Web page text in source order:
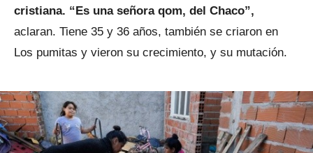
cristiana. “Es una señora qom, del Chaco”,
aclaran. Tiene 35 y 36 años, también se criaron en
Los pumitas y vieron su crecimiento, y su mutación.